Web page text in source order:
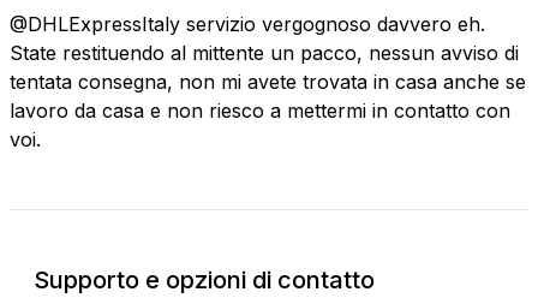
@DHLExpressItaly servizio vergognoso davvero eh.
State restituendo al mittente un pacco, nessun avviso di
tentata consegna, non mi avete trovata in casa anche se
lavoro da casa e non riesco a mettermi in contatto con
voi.
Supporto e opzioni di contatto